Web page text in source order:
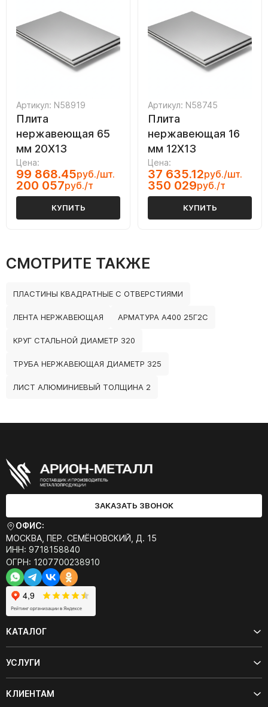
Артикул: N58919
Плита
нержавеющая 65
мм 20Х13
Цена:
99 868.45руб./шт.
200 057руб./т
КУПИТЬ
Артикул: N58745
Плита
нержавеющая 16
мм 12Х13
Цена:
37 635.12руб./шт.
350 029руб./т
КУПИТЬ
СМОТРИТЕ ТАКЖЕ
ПЛАСТИНЫ КВАДРАТНЫЕ С ОТВЕРСТИЯМИ
ЛЕНТА НЕРЖАВЕЮЩАЯ АРМАТУРА А400 25Г2С
КРУГ СТАЛЬНОЙ ДИАМЕТР 320
ТРУБА НЕРЖАВЕЮЩАЯ ДИАМЕТР 325
ЛИСТ АЛЮМИНИЕВЫЙ ТОЛЩИНА 2
ЗАКАЗАТЬ ЗВОНОК
ОФИС:
МОСКВА, ПЕР. СЕМЁНОВСКИЙ, Д. 15
ИНН: 9718158840
ОГРН: 1207700238910
КАТАЛОГ
УСЛУГИ
КЛИЕНТАМ